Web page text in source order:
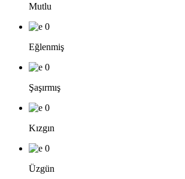
Mutlu
0
Eğlenmiş
0
Şaşırmış
0
Kızgın
0
Üzgün